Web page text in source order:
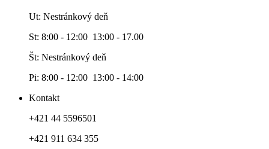
Ut: Nestránkový deň
St: 8:00 - 12:00 13:00 - 17.00
Št: Nestránkový deň
Pi: 8:00 - 12:00 13:00 - 14:00
Kontakt
+421 44 5596501
+421 911 634 355